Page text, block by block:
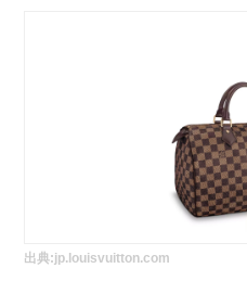
出典:jp.louisvuitton.com